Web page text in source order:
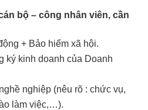
bộ – công nhân viên, cần
+ Bảo hiểm xã hội.
ký kinh doanh của Doanh
nghiệp (nêu rõ : chức vụ,
làm việc,…).